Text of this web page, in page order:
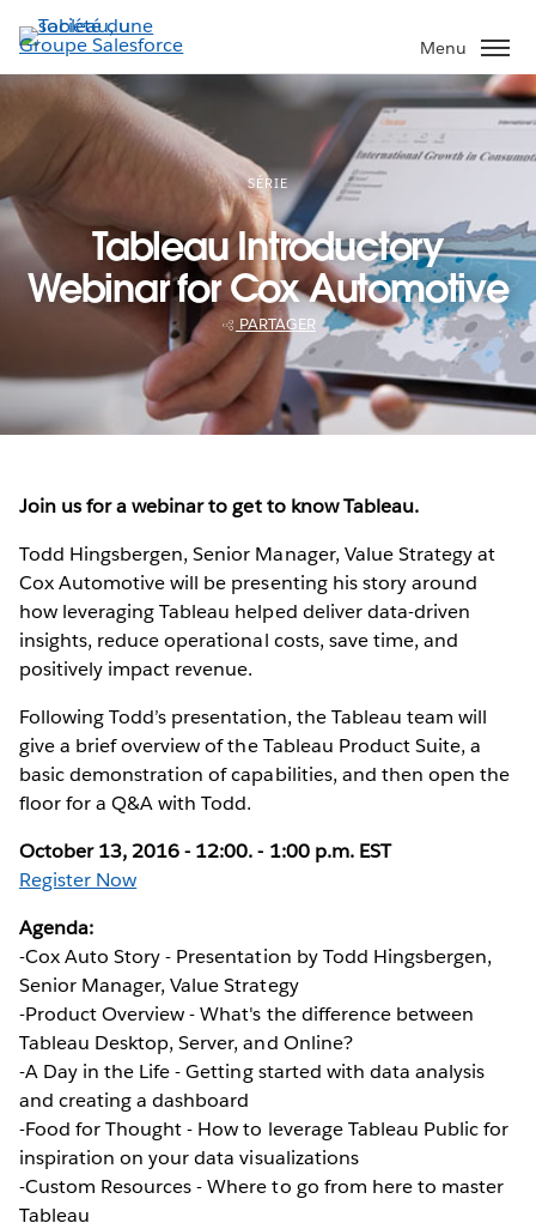
Aller
au
contenu
principal
Menu
SÉRIE
Tableau Introductory
Webinar for Cox Automotive
PARTAGER
Join us for a webinar to get to know Tableau.
Todd Hingsbergen, Senior Manager, Value Strategy at
Cox Automotive will be presenting his story around
how leveraging Tableau helped deliver data-driven
insights, reduce operational costs, save time, and
positively impact revenue.
Following Todd’s presentation, the Tableau team will
give a brief overview of the Tableau Product Suite, a
basic demonstration of capabilities, and then open the
floor for a Q&A with Todd.
October 13, 2016 - 12:00. - 1:00 p.m. EST
Register Now
Agenda:
-Cox Auto Story - Presentation by Todd Hingsbergen,
Senior Manager, Value Strategy
-Product Overview - What's the difference between
Tableau Desktop, Server, and Online?
-A Day in the Life - Getting started with data analysis
and creating a dashboard
-Food for Thought - How to leverage Tableau Public for
inspiration on your data visualizations
-Custom Resources - Where to go from here to master
Tableau